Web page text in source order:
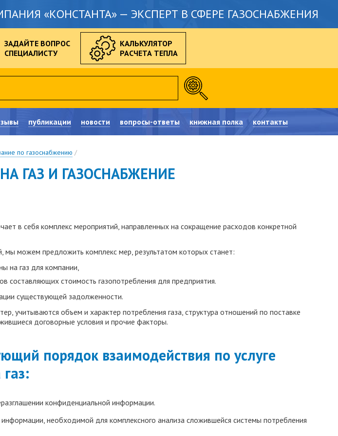
к газовым
к газовым
на
("лимитов
к газовым
ситуациях по
споров в
монополий
документов для
на тепловую
по вопросу
на тепловую
энергию
«КОНСТАНТА» — ЭКСПЕРТ В СФЕРЕ ГАЗОСНАБЖЕНИЯ
ЗАДАЙТЕ ВОПРОС
СПЕЦИАЛИСТУ
КАЛЬКУЛЯТОР
РАСЧЕТА ТЕПЛА
публикации новости вопросы-ответы книжная полка контакты
по газоснабжению /
ГАЗ И ГАЗОСНАБЖЕНИЕ
в себя комплекс мероприятий, направленных на сокращение расходов конкретной
мы можем предложить комплекс мер, результатом которых станет:
на газ для компании,
составляющих стоимость газопотребления для предприятия.
существующей задолженности.
учитываются объем и характер потребления газа, структура отношений по поставке
договорные условия и прочие факторы.
порядок взаимодействия по услуге
конфиденциальной информации.
необходимой для комплексного анализа сложившейся системы потребления